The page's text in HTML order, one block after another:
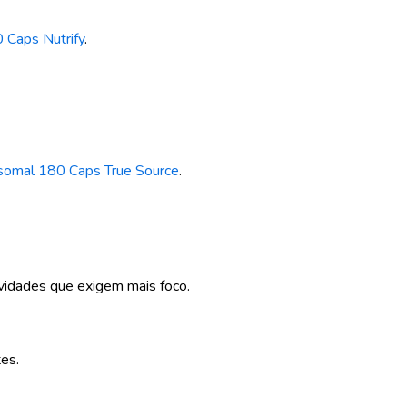
Caps Nutrify.
180 Caps True Source.
que exigem mais foco.